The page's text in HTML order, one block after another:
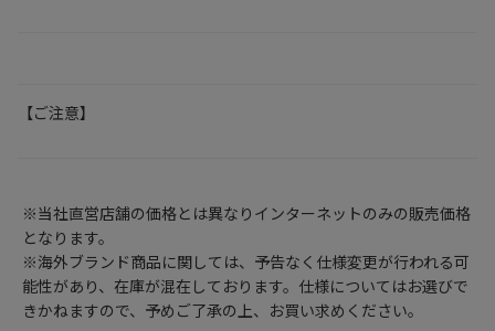
【ご注意】
※当社直営店舗の価格とは異なりインターネットのみの販売価格
となります。
※海外ブランド商品に関しては、予告なく仕様変更が行われる可
能性があり、在庫が混在しております。仕様についてはお選びで
きかねますので、予めご了承の上、お買い求めください。